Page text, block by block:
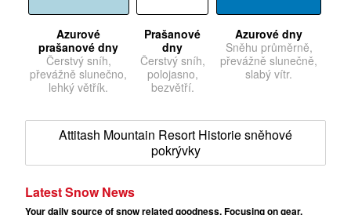
Azurové
prašanové dny
Čerstvý sníh,
převážně slunečno,
lehký větřík.
Prašanové
dny
Čerstvý sníh,
polojasno,
bezvětří.
Azurové dny
Sněhu průměrně,
převážně slunečně,
slabý vítr.
Attitash Mountain Resort Historie sněhové
pokrývky